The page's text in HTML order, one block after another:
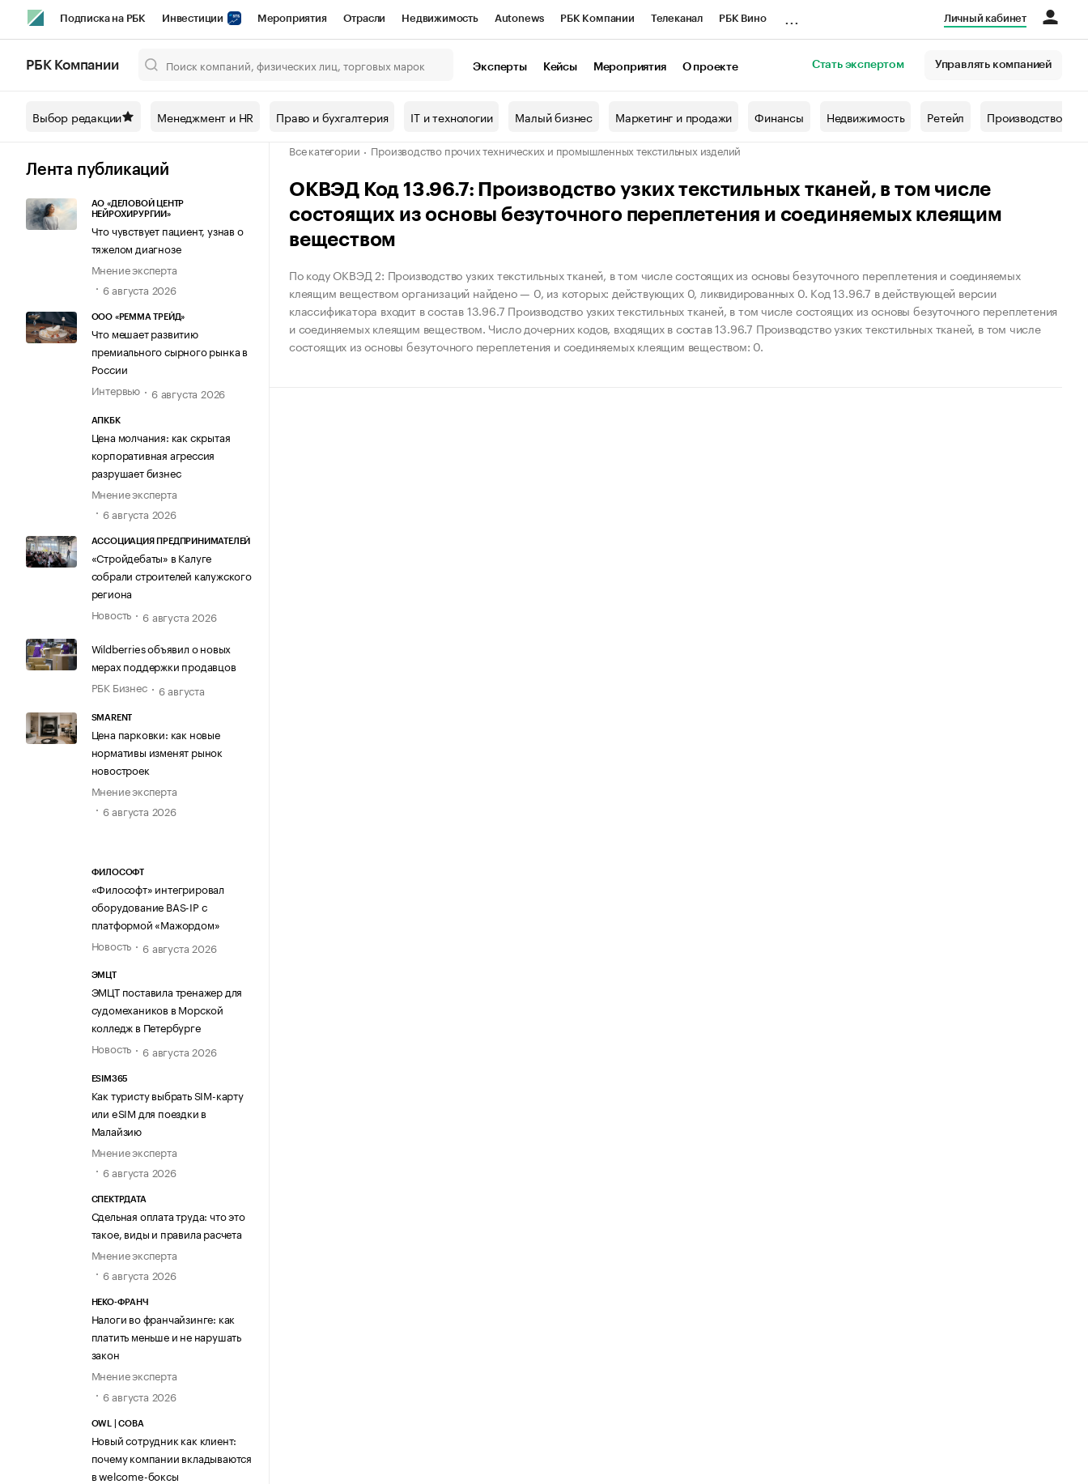
Подписка на РБК Инвестиции Мероприятия Отрасли Недвижимость Autonews РБК Компании Телеканал РБК Вино
Спецпроекты СПб Конференции СПб Спецпроекты Проверка контрагентов
Технологии и медиа
Личный кабинет
РБК Компании Эксперты Кейсы Мероприятия О проекте Стать экспертом Управлять компанией
Выбор редакции Менеджмент и HR Право и бухгалтерия IT и технологии Малый бизнес Маркетинг и продажи Финансы Недвижимость Ретейл Производство
Лента публикаций
АО «ДЕЛОВОЙ ЦЕНТР
НЕЙРОХИРУРГИИ»
Что чувствует пациент, узнав о
тяжелом диагнозе
Мнение эксперта
6 августа 2026
ООО «РЕММА ТРЕЙД»
Что мешает развитию
премиального сырного рынка в
России
Интервью
6 августа 2026
АПКБК
Цена молчания: как скрытая
корпоративная агрессия
разрушает бизнес
Мнение эксперта
6 августа 2026
АССОЦИАЦИЯ ПРЕДПРИНИМАТЕЛЕЙ
«Стройдебаты» в Калуге
собрали строителей калужского
региона
Новость
6 августа 2026
Wildberries объявил о новых
мерах поддержки продавцов
РБК Бизнес
6 августа
SMARENT
Цена парковки: как новые
нормативы изменят рынок
новостроек
Мнение эксперта
6 августа 2026
ФИЛОСОФТ
«Философт» интегрировал
оборудование BAS-IP с
платформой «Мажордом»
Новость
6 августа 2026
ЭМЦТ
ЭМЦТ поставила тренажер для
судомехаников в Морской
колледж в Петербурге
Новость
6 августа 2026
ESIM365
Как туристу выбрать SIM-карту
или eSIM для поездки в
Малайзию
Мнение эксперта
6 августа 2026
СПЕКТРДАТА
Сдельная оплата труда: что это
такое, виды и правила расчета
Мнение эксперта
6 августа 2026
НЕКО-ФРАНЧ
Налоги во франчайзинге: как
платить меньше и не нарушать
закон
Мнение эксперта
6 августа 2026
OWL | СОВА
Новый сотрудник как клиент:
почему компании вкладываются
в welcome-боксы
Все категории Производство прочих технических и промышленных текстильных изделий
ОКВЭД Код 13.96.7: Производство узких текстильных тканей, в том числе
состоящих из основы безуточного переплетения и соединяемых клеящим
веществом
По коду ОКВЭД 2: Производство узких текстильных тканей, в том числе состоящих из основы безуточного переплетения и соединяемых
клеящим веществом организаций найдено — 0, из которых: действующих 0, ликвидированных 0. Код 13.96.7 в действующей версии
классификатора входит в состав 13.96.7 Производство узких текстильных тканей, в том числе состоящих из основы безуточного переплетения
и соединяемых клеящим веществом. Число дочерних кодов, входящих в состав 13.96.7 Производство узких текстильных тканей, в том числе
состоящих из основы безуточного переплетения и соединяемых клеящим веществом: 0.